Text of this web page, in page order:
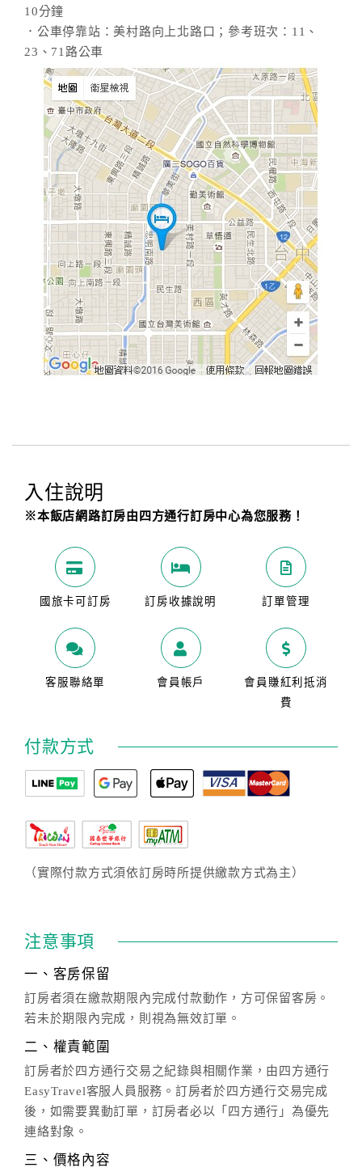
10分鐘
．公車停靠站：美村路向上北路口；參考班次：11、
23、71路公車
入住說明
※本飯店網路訂房由四方通行訂房中心為您服務！
國旅卡可訂房 訂房收據說明 訂單管理
客服聯絡單 會員帳戶
會員賺紅利抵消
費
付款方式
（實際付款方式須依訂房時所提供繳款方式為主）
注意事項
一、客房保留
訂房者須在繳款期限內完成付款動作，方可保留客房。
若未於期限內完成，則視為無效訂單。
二、權責範圍
訂房者於四方通行交易之紀錄與相關作業，由四方通行
EasyTravel客服人員服務。訂房者於四方通行交易完成
後，如需要異動訂單，訂房者必以「四方通行」為優先
連絡對象。
三、價格內容